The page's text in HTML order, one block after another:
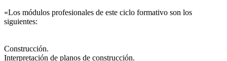
«Los módulos profesionales de este ciclo formativo son los
siguientes:
Construcción.
Interpretación de planos de construcción.